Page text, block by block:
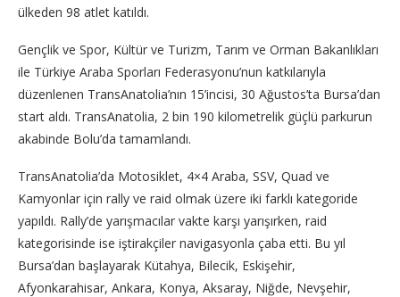
ülkeden 98 atlet katıldı.
Gençlik ve Spor, Kültür ve Turizm, Tarım ve Orman Bakanlıkları
ile Türkiye Araba Sporları Federasyonu’nun katkılarıyla
düzenlenen TransAnatolia’nın 15’incisi, 30 Ağustos’ta Bursa’dan
start aldı. TransAnatolia, 2 bin 190 kilometrelik güçlü parkurun
akabinde Bolu’da tamamlandı.
TransAnatolia’da Motosiklet, 4×4 Araba, SSV, Quad ve
Kamyonlar için rally ve raid olmak üzere iki farklı kategoride
yapıldı. Rally’de yarışmacılar vakte karşı yarışırken, raid
kategorisinde ise iştirakçiler navigasyonla çaba etti. Bu yıl
Bursa’dan başlayarak Kütahya, Bilecik, Eskişehir,
Afyonkarahisar, Ankara, Konya, Aksaray, Niğde, Nevşehir,